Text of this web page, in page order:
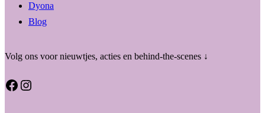
Dyona
Blog
Volg ons voor nieuwtjes, acties en behind-the-scenes ↓
Facebook Instagram